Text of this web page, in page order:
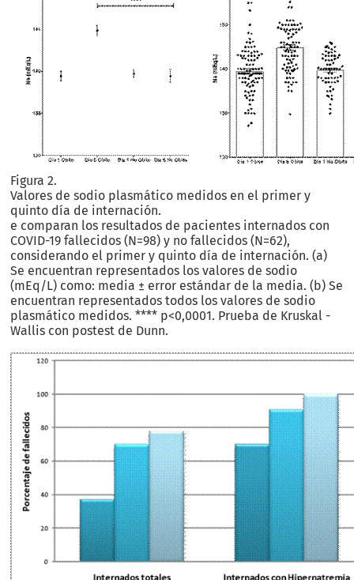
Figura 2.
Valores de sodio plasmático medidos en el primer y
quinto día de internación.
e comparan los resultados de pacientes internados con
COVID-19 fallecidos (N=98) y no fallecidos (N=62),
considerando el primer y quinto día de internación. (a)
Se encuentran representados los valores de sodio
(mEq/L) como: media ± error estándar de la media. (b) Se
encuentran representados todos los valores de sodio
plasmático medidos. **** p<0,0001. Prueba de Kruskal -
Wallis con postest de Dunn.